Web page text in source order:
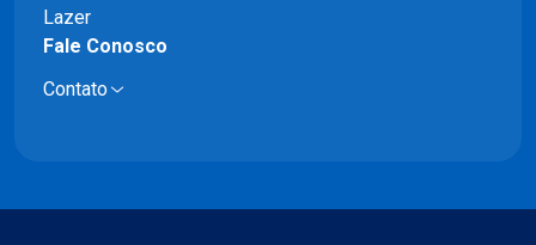
Lazer
Fale Conosco
Contato